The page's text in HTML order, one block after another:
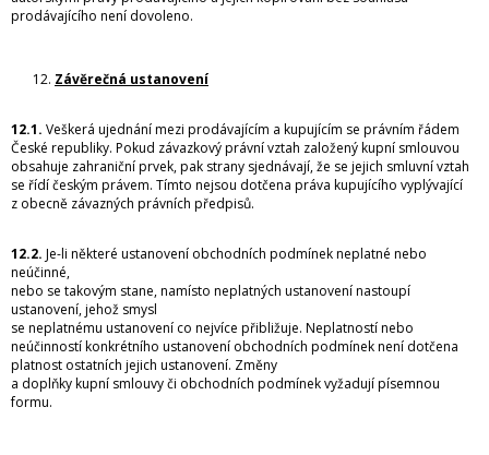
prodávajícího není dovoleno.
Závěrečná ustanovení
12.1. Veškerá ujednání mezi prodávajícím a kupujícím se právním řádem
České republiky. Pokud závazkový právní vztah založený kupní smlouvou
obsahuje zahraniční prvek, pak strany sjednávají, že se jejich smluvní vztah
se řídí českým právem. Tímto nejsou dotčena práva kupujícího vyplývající
z obecně závazných právních předpisů.
12.2. Je-li některé ustanovení obchodních podmínek neplatné nebo
neúčinné,
nebo se takovým stane, namísto neplatných ustanovení nastoupí
ustanovení, jehož smysl
se neplatnému ustanovení co nejvíce přibližuje. Neplatností nebo
neúčinností konkrétního ustanovení obchodních podmínek není dotčena
platnost ostatních jejich ustanovení. Změny
a doplňky kupní smlouvy či obchodních podmínek vyžadují písemnou
formu.